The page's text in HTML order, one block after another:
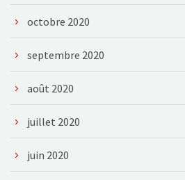
octobre 2020
septembre 2020
août 2020
juillet 2020
juin 2020